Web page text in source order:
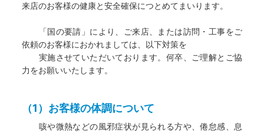
来店のお客様の健康と安全確保につとめてまいります。
「国の要請」により、ご来店、または訪問・工事をご
依頼のお客様におかれましては、以下対策を
実施させていただいております。何卒、ご理解とご協
力をお願いいたします。
（1）お客様の体調について
咳や微熱などの風邪症状が見られる方や、倦怠感、息